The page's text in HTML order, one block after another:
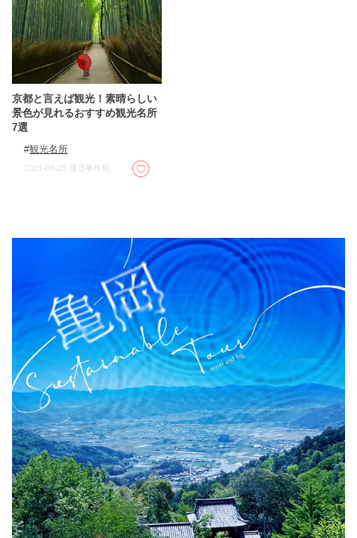
京都と言えば観光！素晴らしい
景色が見れるおすすめ観光名所
7選
観光名所
2021-06-25 運営事務局